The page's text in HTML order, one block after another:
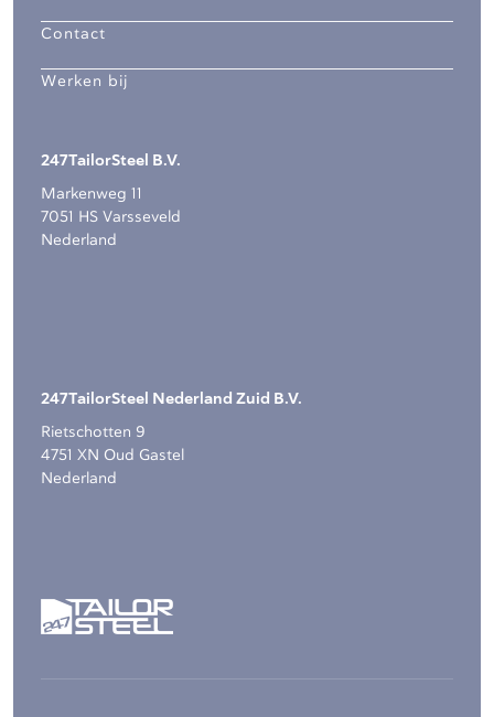
Contact
Werken bij
247TailorSteel B.V.
Markenweg 11
7051 HS Varsseveld
Nederland
247TailorSteel Nederland Zuid B.V.
Rietschotten 9
4751 XN Oud Gastel
Nederland